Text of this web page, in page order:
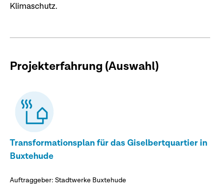
Klimaschutz.
Projekterfahrung (Auswahl)
Transformationsplan für das Giselbertquartier in
Buxtehude
Auftraggeber: Stadtwerke Buxtehude